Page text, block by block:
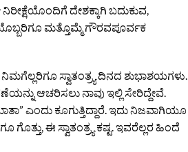
ದೇಶಕ್ಕಾಗಿ ಬದುಕುವ,
ಮತ್ತೊಮ್ಮೆ ಗೌರವಪೂರ್ವಕ
ನಿಮಗೆಲ್ಲರಿಗೂ ಸ್ವಾತಂತ್ರ್ಯ ದಿನದ ಶುಭಾಶಯಗಳು.
ಆಚರಿಸಲು ನಾವು ಇಲ್ಲಿ ಸೇರಿದ್ದೇವೆ.
ಎಂದು ಕೂಗುತ್ತಿದ್ದಾರೆ. ಇದು ನಿಜವಾಗಿಯೂ
ಈ ಸ್ವಾತಂತ್ರ್ಯ ಕಷ್ಟ. ಇವರೆಲ್ಲರ ಹಿಂದೆ